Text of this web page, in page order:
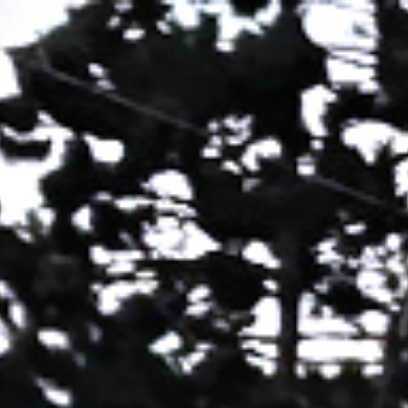
uns Leistungen Projekte